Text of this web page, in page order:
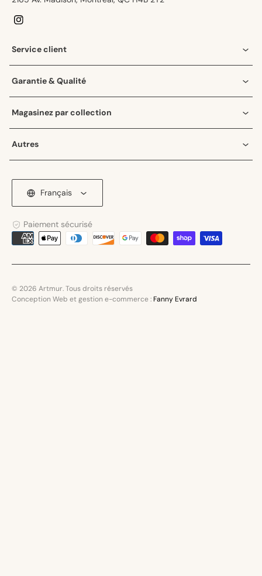
Service client
Garantie & Qualité
Magasinez par collection
Autres
Français
Paiement sécurisé
Moyens
paiement
© 2026 Artmur. Tous droits réservés
Conception Web et gestion e-commerce :Fanny Evrard